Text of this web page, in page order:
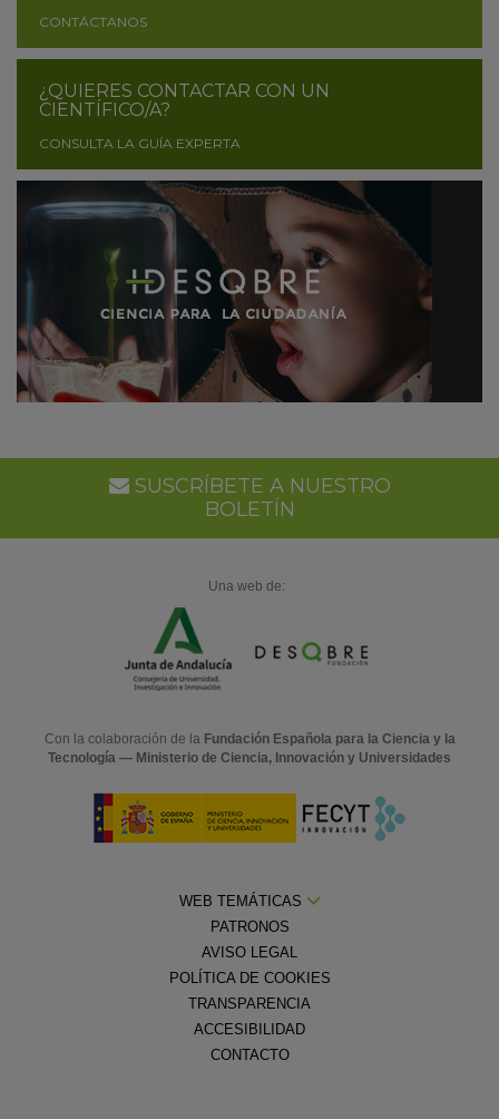
CONTÁCTANOS
¿QUIERES CONTACTAR CON UN
CIENTÍFICO/A?
CONSULTA LA GUÍA EXPERTA
SUSCRÍBETE A NUESTRO
BOLETÍN
Una web de:
Con la colaboración de la Fundación Española para la Ciencia y la
Tecnología — Ministerio de Ciencia, Innovación y Universidades
WEB TEMÁTICAS
PATRONOS
AVISO LEGAL
POLÍTICA DE COOKIES
TRANSPARENCIA
ACCESIBILIDAD
CONTACTO